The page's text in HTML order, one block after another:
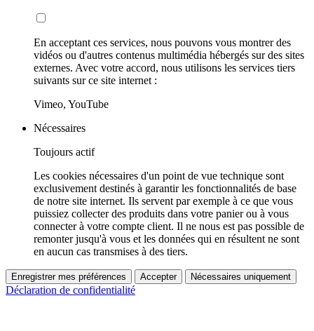
En acceptant ces services, nous pouvons vous montrer des
vidéos ou d'autres contenus multimédia hébergés sur des sites
externes. Avec votre accord, nous utilisons les services tiers
suivants sur ce site internet :
Vimeo, YouTube
Nécessaires
Toujours actif
Les cookies nécessaires d'un point de vue technique sont
exclusivement destinés à garantir les fonctionnalités de base
de notre site internet. Ils servent par exemple à ce que vous
puissiez collecter des produits dans votre panier ou à vous
connecter à votre compte client. Il ne nous est pas possible de
remonter jusqu'à vous et les données qui en résultent ne sont
en aucun cas transmises à des tiers.
Enregistrer mes préférences Accepter Nécessaires uniquement
Déclaration de confidentialité